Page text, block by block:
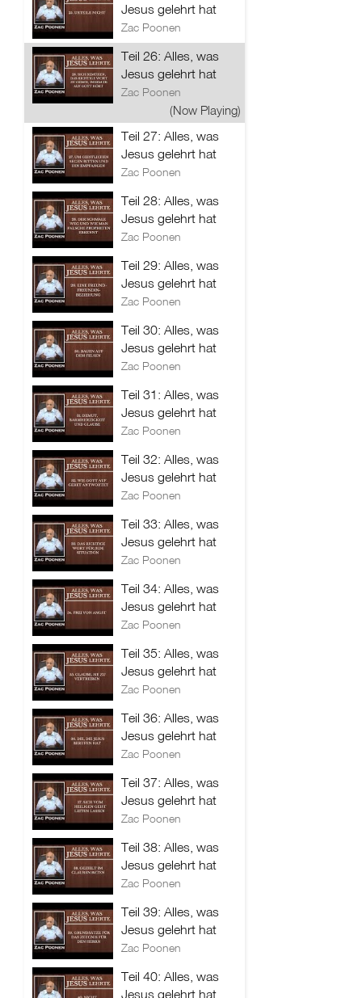
Jesus gelehrt hat
Zac Poonen
Teil 26: Alles, was
Jesus gelehrt hat
Zac Poonen
(Now Playing)
Teil 27: Alles, was
Jesus gelehrt hat
Zac Poonen
Teil 28: Alles, was
Jesus gelehrt hat
Zac Poonen
Teil 29: Alles, was
Jesus gelehrt hat
Zac Poonen
Teil 30: Alles, was
Jesus gelehrt hat
Zac Poonen
Teil 31: Alles, was
Jesus gelehrt hat
Zac Poonen
Teil 32: Alles, was
Jesus gelehrt hat
Zac Poonen
Teil 33: Alles, was
Jesus gelehrt hat
Zac Poonen
Teil 34: Alles, was
Jesus gelehrt hat
Zac Poonen
Teil 35: Alles, was
Jesus gelehrt hat
Zac Poonen
Teil 36: Alles, was
Jesus gelehrt hat
Zac Poonen
Teil 37: Alles, was
Jesus gelehrt hat
Zac Poonen
Teil 38: Alles, was
Jesus gelehrt hat
Zac Poonen
Teil 39: Alles, was
Jesus gelehrt hat
Zac Poonen
Teil 40: Alles, was
Jesus gelehrt hat